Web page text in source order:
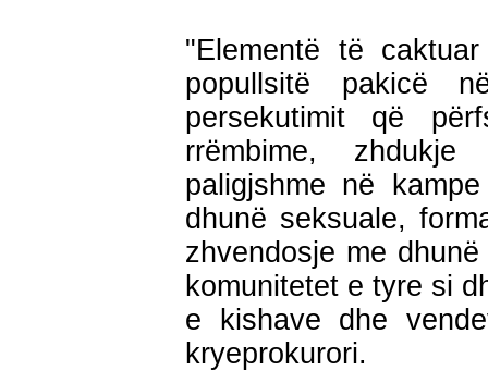
"Elementë të
popullsitë pakicë
persekutimit që
rrëmbime,
paligjshme në
dhunë seksuale,
zhvendosje me
komunitetet e tyre si
e kishave dhe
kryeprokurori.